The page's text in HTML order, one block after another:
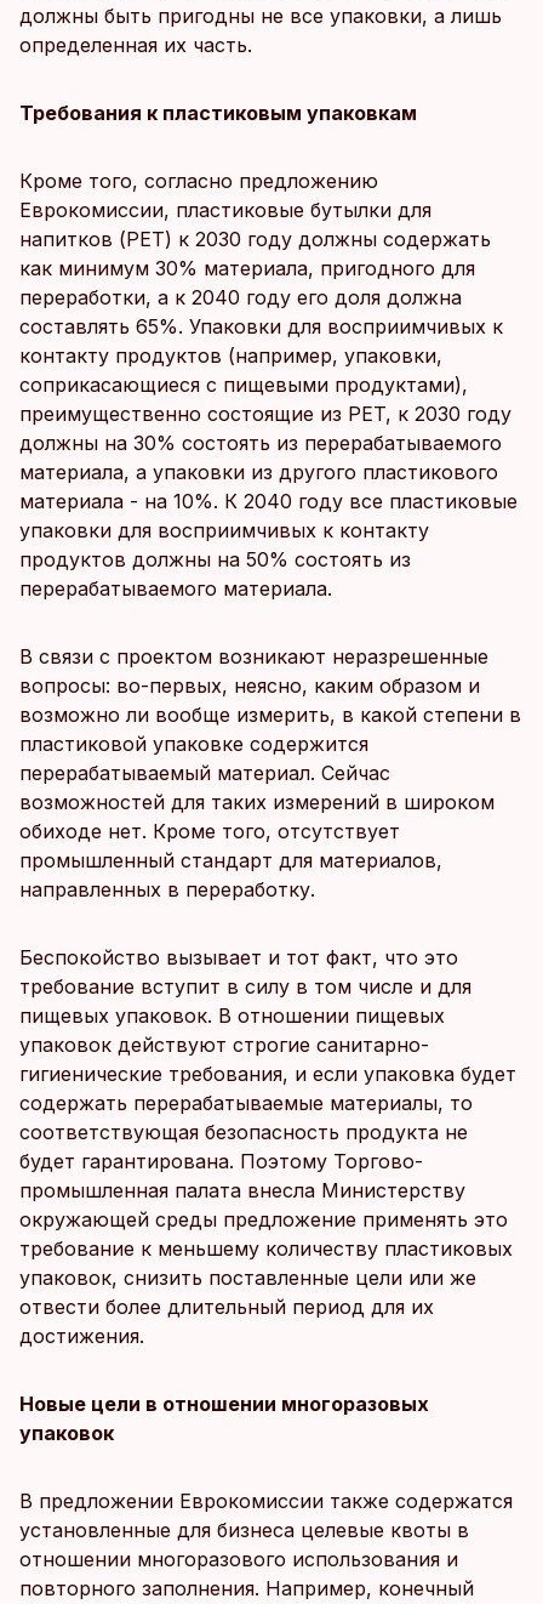
должны быть пригодны не все упаковки, а лишь
определенная их часть.
Требования к пластиковым упаковкам
Кроме того, согласно предложению
Еврокомиссии, пластиковые бутылки для
напитков (PET) к 2030 году должны содержать
как минимум 30% материала, пригодного для
переработки, а к 2040 году его доля должна
составлять 65%. Упаковки для восприимчивых к
контакту продуктов (например, упаковки,
соприкасающиеся с пищевыми продуктами),
преимущественно состоящие из PET, к 2030 году
должны на 30% состоять из перерабатываемого
материала, а упаковки из другого пластикового
материала - на 10%. К 2040 году все пластиковые
упаковки для восприимчивых к контакту
продуктов должны на 50% состоять из
перерабатываемого материала.
В связи с проектом возникают неразрешенные
вопросы: во-первых, неясно, каким образом и
возможно ли вообще измерить, в какой степени в
пластиковой упаковке содержится
перерабатываемый материал. Сейчас
возможностей для таких измерений в широком
обиходе нет. Кроме того, отсутствует
промышленный стандарт для материалов,
направленных в переработку.
Беспокойство вызывает и тот факт, что это
требование вступит в силу в том числе и для
пищевых упаковок. В отношении пищевых
упаковок действуют строгие санитарно-
гигиенические требования, и если упаковка будет
содержать перерабатываемые материалы, то
соответствующая безопасность продукта не
будет гарантирована. Поэтому Торгово-
промышленная палата внесла Министерству
окружающей среды предложение применять это
требование к меньшему количеству пластиковых
упаковок, снизить поставленные цели или же
отвести более длительный период для их
достижения.
Новые цели в отношении многоразовых
упаковок
В предложении Еврокомиссии также содержатся
установленные для бизнеса целевые квоты в
отношении многоразового использования и
повторного заполнения. Например, конечный